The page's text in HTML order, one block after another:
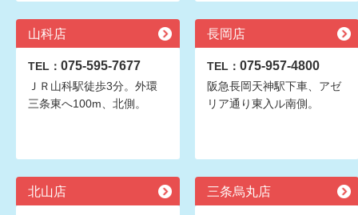
山科店
TEL： 075-595-7677
ＪＲ山科駅徒歩3分。外環
三条東へ100m、北側。
長岡店
TEL： 075-957-4800
阪急長岡天神駅下車、アゼ
リア通り東入ル南側。
北山店 三条烏丸店